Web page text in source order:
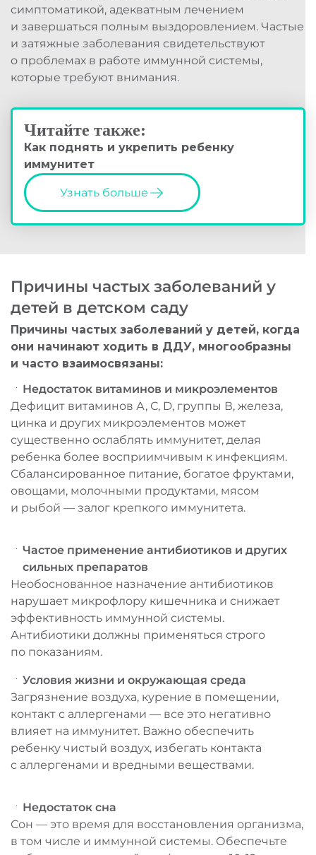
симптоматикой, адекватным лечением
и завершаться полным выздоровлением. Частые
и затяжные заболевания свидетельствуют
о проблемах в работе иммунной системы,
которые требуют внимания.
Читайте также:
Как поднять и укрепить ребенку
иммунитет
Узнать больше
Причины частых заболеваний у
детей в детском саду
Причины частых заболеваний у детей, когда
они начинают ходить в ДДУ, многообразны
и часто взаимосвязаны:
Недостаток витаминов и микроэлементов
Дефицит витаминов А, С, D, группы В, железа,
цинка и других микроэлементов может
существенно ослаблять иммунитет, делая
ребенка более восприимчивым к инфекциям.
Сбалансированное питание, богатое фруктами,
овощами, молочными продуктами, мясом
и рыбой — залог крепкого иммунитета.
Частое применение антибиотиков и других
сильных препаратов
Необоснованное назначение антибиотиков
нарушает микрофлору кишечника и снижает
эффективность иммунной системы.
Антибиотики должны применяться строго
по показаниям.
Условия жизни и окружающая среда
Загрязнение воздуха, курение в помещении,
контакт с аллергенами — все это негативно
влияет на иммунитет. Важно обеспечить
ребенку чистый воздух, избегать контакта
с аллергенами и вредными веществами.
Недостаток сна
Сон — это время для восстановления организма,
в том числе и иммунной системы. Обеспечьте